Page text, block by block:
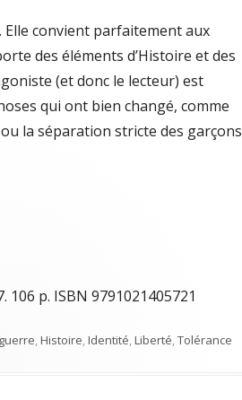
Elle convient parfaitement aux
des éléments d’Histoire et des
(et donc le lecteur) est
qui ont bien changé, comme
la séparation stricte des garçons
106 p. ISBN 9791021405721
,Histoire,Identité,Liberté,Tolérance